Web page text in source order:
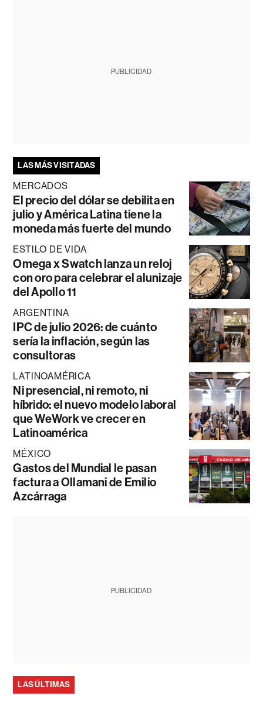
PUBLICIDAD
LAS MÁS VISITADAS
MERCADOS
El precio del dólar se debilita en
julio y América Latina tiene la
moneda más fuerte del mundo
ESTILO DE VIDA
Omega x Swatch lanza un reloj
con oro para celebrar el alunizaje
del Apollo 11
ARGENTINA
IPC de julio 2026: de cuánto
sería la inflación, según las
consultoras
LATINOAMÉRICA
Ni presencial, ni remoto, ni
híbrido: el nuevo modelo laboral
que WeWork ve crecer en
Latinoamérica
MÉXICO
Gastos del Mundial le pasan
factura a Ollamani de Emilio
Azcárraga
PUBLICIDAD
LAS ÚLTIMAS